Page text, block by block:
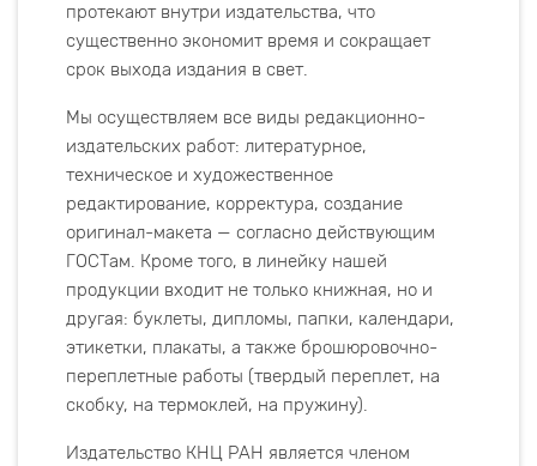
протекают внутри издательства, что
существенно экономит время и сокращает
срок выхода издания в свет.
Мы осуществляем все виды редакционно-
издательских работ: литературное,
техническое и художественное
редактирование, корректура, создание
оригинал-макета — согласно действующим
ГОСТам. Кроме того, в линейку нашей
продукции входит не только книжная, но и
другая: буклеты, дипломы, папки, календари,
этикетки, плакаты, а также брошюровочно-
переплетные работы (твердый переплет, на
скобку, на термоклей, на пружину).
Издательство КНЦ РАН является членом